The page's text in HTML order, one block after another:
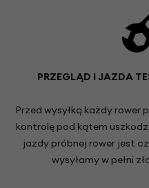
PRZEGLĄD I JAZDA
Przed wysyłką każdy rower
kontrolę pod kątem
jazdy próbnej rower jest
wysyłamy w pełni